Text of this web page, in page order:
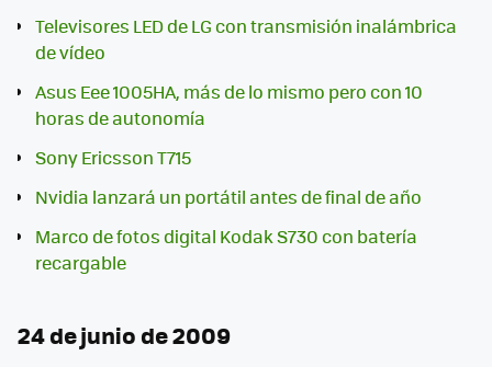
Televisores LED de LG con transmisión inalámbrica
de vídeo
Asus Eee 1005HA, más de lo mismo pero con 10
horas de autonomía
Sony Ericsson T715
Nvidia lanzará un portátil antes de final de año
Marco de fotos digital Kodak S730 con batería
recargable
24 de junio de 2009